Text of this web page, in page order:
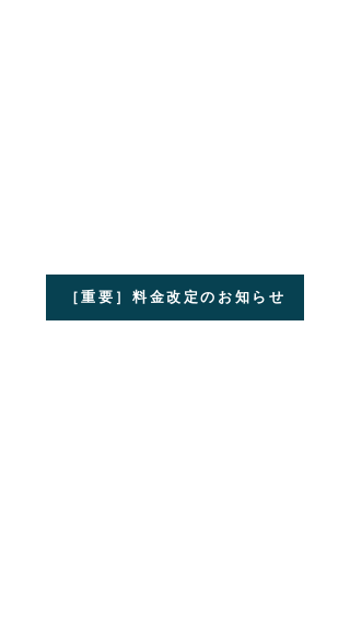
［重要］料金改定のお知らせ